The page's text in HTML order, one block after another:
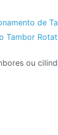
de
Tambor
ou